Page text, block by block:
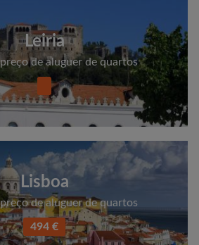
Leiria
de aluguer de quartos
Lisboa
de aluguer de quartos
494 €